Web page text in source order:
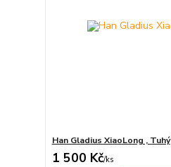
Han Gladius XiaoLong , Tuhý
1 500 Kč/ks